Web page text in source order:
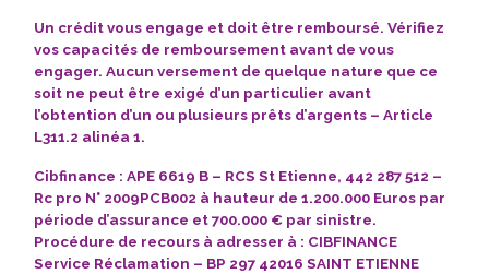
Un crédit vous engage et doit être remboursé.Vérifiez
vos capacités de remboursement avant de vous
engager.Aucun versement de quelque nature que ce
soit ne peut être exigé d’un particulier avant
l’obtention d’un ou plusieurs prêts d’argents – Article
L311.2 alinéa 1.
Cibfinance : APE 6619 B – RCS St Etienne, 442 287 512 –
Rc pro N° 2009PCB002 à hauteur de 1.200.000 Euros par
période d’assurance et 700.000 € par sinistre.
Procédure de recours à adresser à : CIBFINANCE
Service Réclamation – BP 297 42016 SAINT ETIENNE